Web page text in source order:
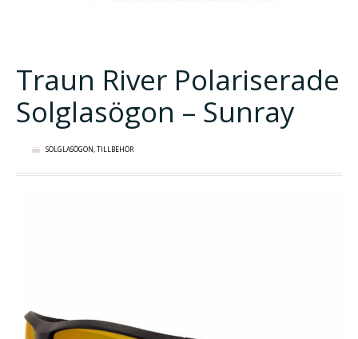
Traun River Polariserade
Solglasögon – Sunray
SOLGLASÖGON,TILLBEHÖR